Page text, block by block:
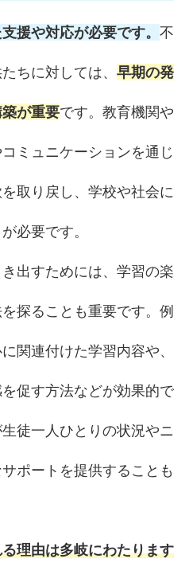
援や対応が必要です。 不
ちに対しては、 早期の発
が重要です。教育機関や
ミュニケーションを通じ
取り戻し、学校や社会に
必要です。
出すためには、学習の楽
探ることも重要です。例
関連付けた学習内容や、
促す方法などが効果的で
徒一人ひとりの状況やニ
ポートを提供することも
理由は多岐にわたります